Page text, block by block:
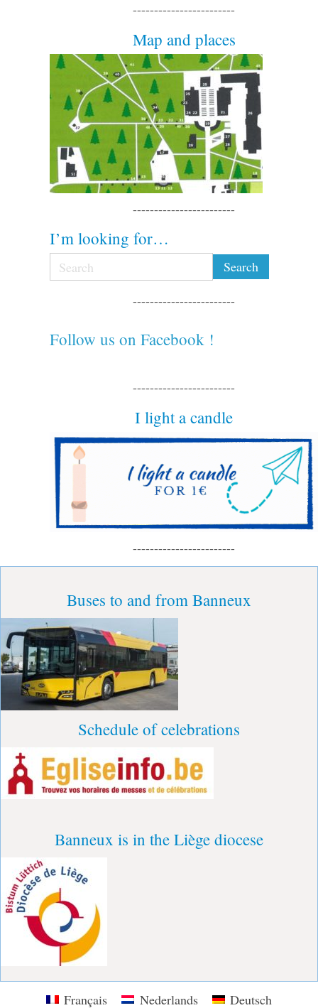
------------------------
Map and places
------------------------
I’m looking for…
------------------------
Follow us on Facebook !
------------------------
I light a candle
------------------------
Buses to and from Banneux
Schedule of celebrations
Banneux is in the Liège diocese
Français Nederlands Deutsch